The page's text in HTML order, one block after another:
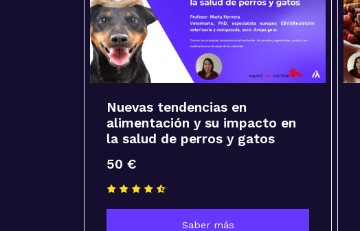
Nuevas tendencias en
alimentación y su impacto en
la salud de perros y gatos
50 €
Saber más